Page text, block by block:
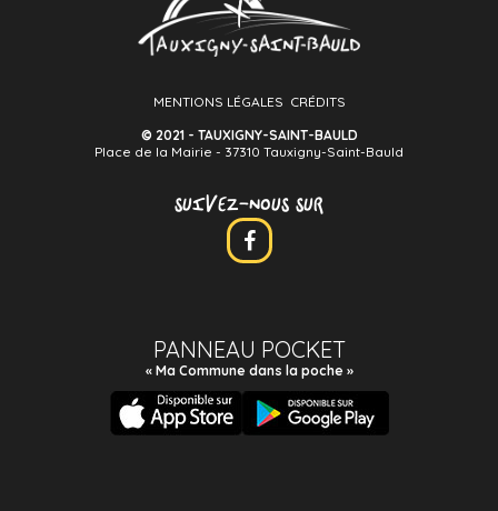
MENTIONS LÉGALES CRÉDITS
© 2021 - TAUXIGNY-SAINT-BAULD
Place de la Mairie - 37310 Tauxigny-Saint-Bauld
SUIVEZ-NOUS SUR
PANNEAU POCKET
« Ma Commune dans la poche »